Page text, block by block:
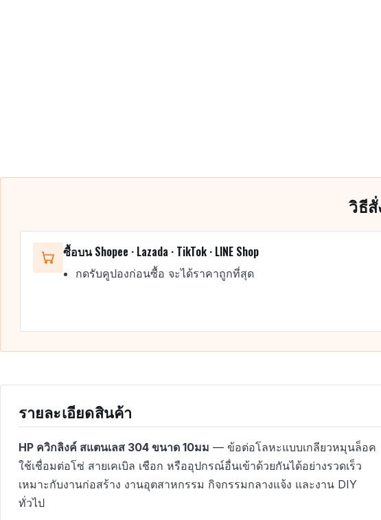
วิธี
ซื้อบน Shopee · Lazada · TikTok · LINE Shop
กดรับคูปองก่อนซื้อ จะได้ราคาถูกที่สุด
รายละเอียดสินค้า
HP ควิกลิงค์ สแตนเลส 304 ขนาด 10มม — ข้อต่อโลหะแบบเกลียวหมุนล็อค
ใช้เชื่อมต่อโซ่ สายเคเบิล เชือก หรืออุปกรณ์อื่นเข้าด้วยกันได้อย่างรวดเร็ว
เหมาะกับงานก่อสร้าง งานอุตสาหกรรม กิจกรรมกลางแจ้ง และงาน DIY
ทั่วไป